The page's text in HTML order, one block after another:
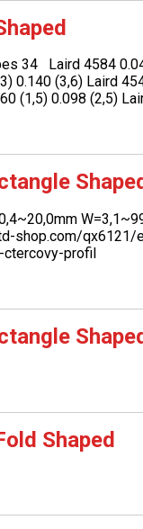
34
Laird 4584
0.140 (3,6) Laird
(1,5) 0.098 (2,5)
shop.com/qx6121/
ctercovy-profil
Shaped